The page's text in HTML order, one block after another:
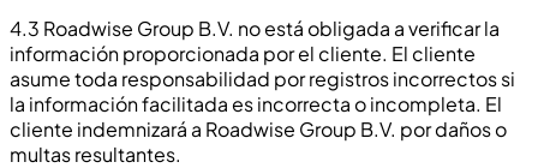
4.3 Roadwise Group B.V. no está obligada a verificar la
información proporcionada por el cliente. El cliente
asume toda responsabilidad por registros incorrectos si
la información facilitada es incorrecta o incompleta. El
cliente indemnizará a Roadwise Group B.V. por daños o
multas resultantes.